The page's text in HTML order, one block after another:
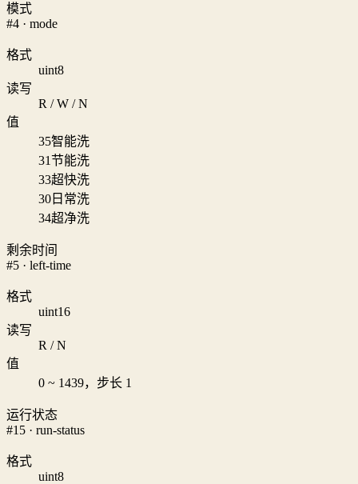
模式
#4 · mode
格式
uint8
读写
R / W / N
值
35智能洗
31节能洗
33超快洗
30 日常洗
34超净洗
剩余时间
#5 · left-time
格式
uint16
读写
R / N
值
0 ~ 1439，步长 1
运行状态
#15 · run-status
格式
uint8